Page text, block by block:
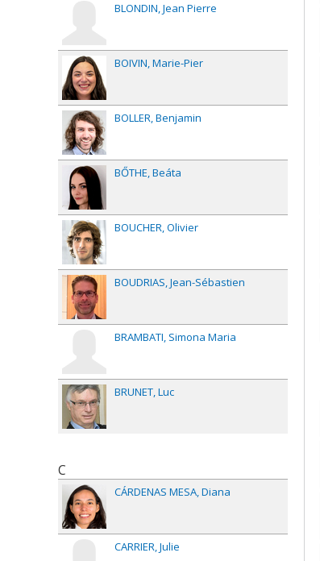
BLONDIN Jean Pierre
BOIVIN Marie-Pier
BOLLER Benjamin
BŐTHE Beáta
BOUCHER Olivier
BOUDRIAS Jean-Sébastien
BRAMBATI Simona Maria
BRUNET Luc
C
CÁRDENAS MESA Diana
CARRIER Julie